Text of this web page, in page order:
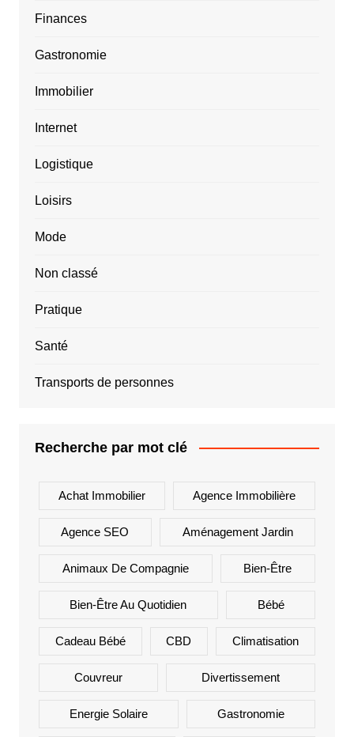
Finances
Gastronomie
Immobilier
Internet
Logistique
Loisirs
Mode
Non classé
Pratique
Santé
Transports de personnes
Recherche par mot clé
Achat Immobilier Agence Immobilière
Agence SEO Aménagement Jardin
Animaux De Compagnie Bien-Être
Bien-Être Au Quotidien Bébé
Cadeau Bébé CBD Climatisation
Couvreur Divertissement
Energie Solaire Gastronomie